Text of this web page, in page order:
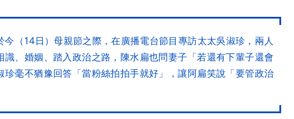
今（14日）母親節之際，在廣播電台節目專訪太太吳淑珍，兩人
識、婚姻、踏入政治之路，陳水扁也問妻子「若還有下輩子還會
珍毫不猶豫回答「當粉絲拍拍手就好」，讓阿扁笑說「要管政治